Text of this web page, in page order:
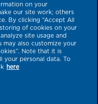
un symbole ™ ou ® sont des
Company ou de ses filiales.
on your
our site work; others
By clicking “Accept All
of cookies on your
site usage and
may also customize your
Note that it is
your personal data. To
here